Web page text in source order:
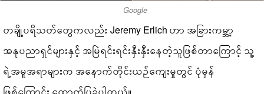
Google
တချို့ပရိသတ်တွေကလည်း Jeremy Erlich ဟာ အခြားကမ္ဘာ့
အနုပညာရှင်များနှင့် အမြဲရင်းရင်းနှီးနှီးနေတဲ့သူဖြစ်တာကြောင့် သူ့
ရဲ့အမူအရာများက အနောက်တိုင်းယဉ်ကျေးမှုတွင် ပုံမှန်
ဖြစ်ကြောင်း ထောက်ပြခဲ့ပါတယ်။